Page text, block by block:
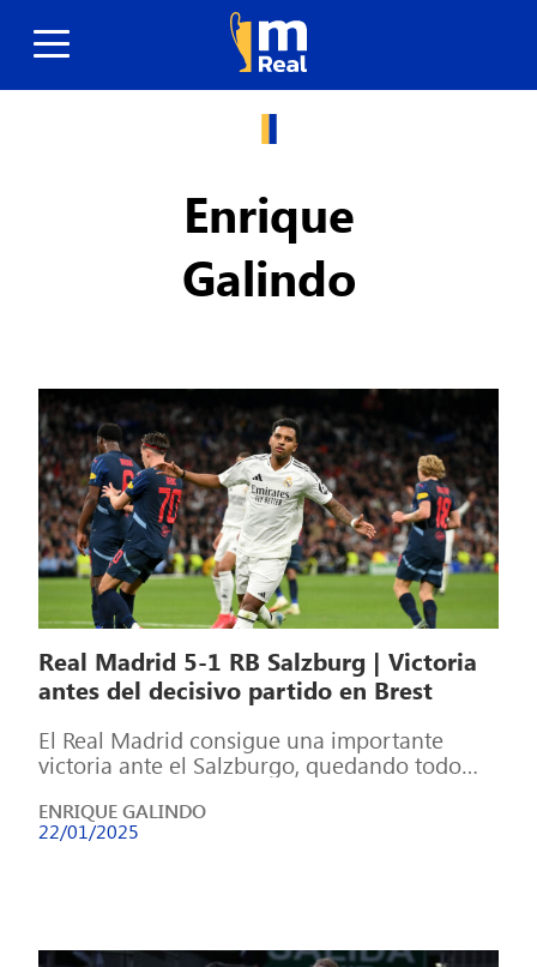
Enrique
Galindo
Real Madrid 5-1 RB Salzburg | Victoria
antes del decisivo partido en Brest
El Real Madrid consigue una importante
victoria ante el Salzburgo, quedando todo
ENRIQUE GALINDO
22/01/2025